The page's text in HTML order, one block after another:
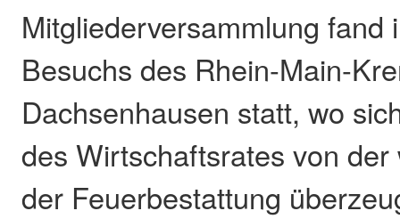
Mitgliederversammlung fand
Besuchs des Rhein-Main-
Dachsenhausen statt, wo
des Wirtschaftsrates von
der Feuerbestattung